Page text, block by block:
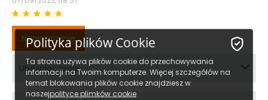
Napisz opinię
Ubezpieczenie
Polityka plików Cookie
Ta strona używa plików cookie do przechowywania
informacji na Twoim komputerze. Więcej szczegółów na
temat blokowania plików cookie znajdziesz w
naszejpolityce plimków cookie.